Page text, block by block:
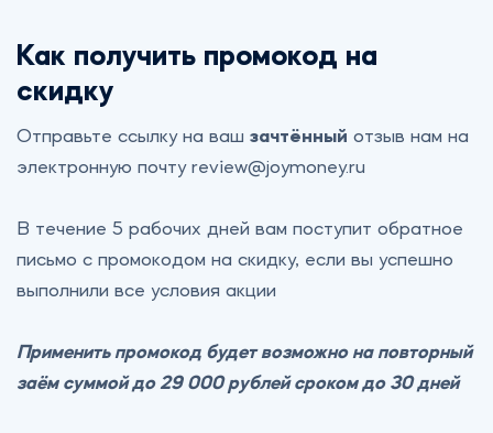
Как получить промокод на
скидку
Отправьте ссылку на ваш зачтённый отзыв нам на
электронную почту review@joymoney.ru
В течение 5 рабочих дней вам поступит обратное
письмо с промокодом на скидку, если вы успешно
выполнили все условия акции
Применить промокод будет возможно на повторный
заём суммой до 29 000 рублей сроком до 30 дней